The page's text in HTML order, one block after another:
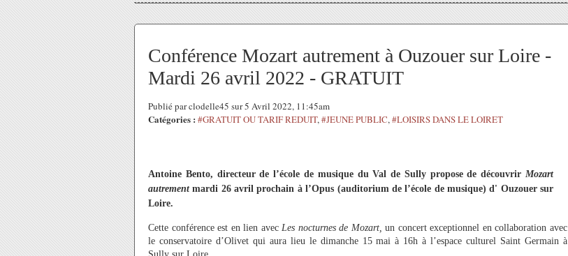
Conférence Mozart autrement à Ouzouer sur Loire -
Mardi 26 avril 2022 - GRATUIT
Publié par clodelle45 sur 5 Avril 2022, 11:45am
Catégories : #GRATUIT OU TARIF REDUIT,#JEUNE PUBLIC,#LOISIRS DANS LE LOIRET
Antoine Bento, directeur de l’école de musique du Val de Sully propose de découvrir Mozart
autrementmardi 26 avril prochain à l’Opus (auditorium de l’école de musique) d' Ouzouer sur
Loire.
Cette conférence est en lien avecLes nocturnes de Mozart, un concert exceptionnel en collaboration avec
le conservatoire d’Olivet qui aura lieu le dimanche 15 mai à 16h à l’espace culturel Saint Germain à